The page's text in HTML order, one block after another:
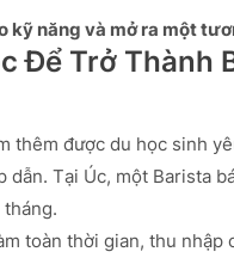
kỹ năng và mở ra một
Để Trở Thành
thêm được du học sinh
dẫn. Tại Úc, một Barista
toàn thời gian, thu